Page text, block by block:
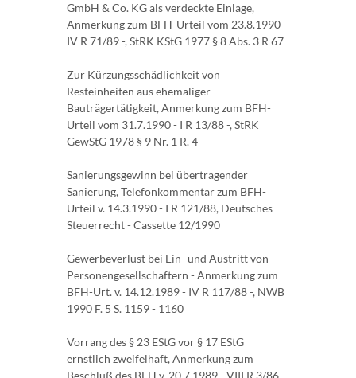
GmbH & Co. KG als verdeckte Einlage,
Anmerkung zum BFH-Urteil vom 23.8.1990 -
IV R 71/89 -, StRK KStG 1977 § 8 Abs. 3 R 67
Zur Kürzungsschädlichkeit von
Resteinheiten aus ehemaliger
Bauträgertätigkeit, Anmerkung zum BFH-
Urteil vom 31.7.1990 - I R 13/88 -, StRK
GewStG 1978 § 9 Nr. 1 R. 4
Sanierungsgewinn bei übertragender
Sanierung, Telefonkommentar zum BFH-
Urteil v. 14.3.1990 - I R 121/88, Deutsches
Steuerrecht - Cassette 12/1990
Gewerbeverlust bei Ein- und Austritt von
Personengesellschaftern - Anmerkung zum
BFH-Urt. v. 14.12.1989 - IV R 117/88 -, NWB
1990 F. 5 S. 1159 - 1160
Vorrang des § 23 EStG vor § 17 EStG
ernstlich zweifelhaft, Anmerkung zum
Beschluß des BFH v. 20.7.1989 - VIII R 3/86,